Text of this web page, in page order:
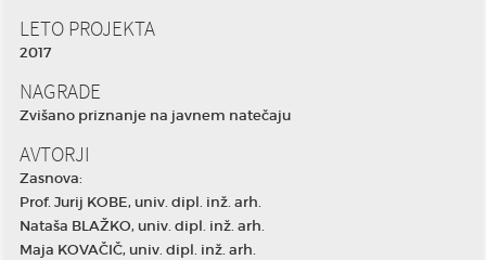
LETO PROJEKTA
2017
NAGRADE
Zvišano priznanje na javnem natečaju
AVTORJI
Zasnova:
Prof. Jurij KOBE, univ. dipl. inž. arh.
Nataša BLAŽKO, univ. dipl. inž. arh.
Maja KOVAČIČ, univ. dipl. inž. arh.